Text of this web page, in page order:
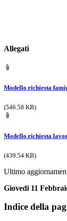
Allegati
Modello richiesta
(546.58 KB)
Modello richiesta
(439.54 KB)
Ultimo
Giovedi 11
Indice della